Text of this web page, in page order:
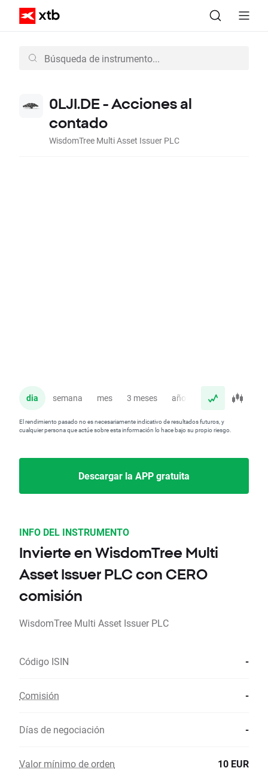
0LJI.DE - Acciones al
contado
WisdomTree Multi Asset Issuer PLC
dia semana mes 3 meses año
El rendimiento pasado no es necesariamente indicativo de resultados futuros, y
cualquier persona que actúe sobre esta información lo hace bajo su propio riesgo.
Descargar la APP gratuita
INFO DEL INSTRUMENTO
Invierte en WisdomTree Multi
Asset Issuer PLC con CERO
comisión
WisdomTree Multi Asset Issuer PLC
Código ISIN -
Comisión -
Días de negociación -
Valor mínimo de orden 10 EUR